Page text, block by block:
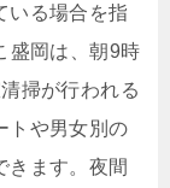
いる場合を指
盛岡は、朝9時
掃が行われる
トや男女別の
きます。夜間